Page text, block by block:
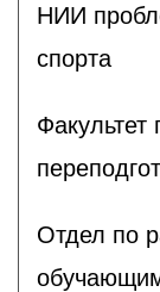
НИИ
спорта
Отдел по